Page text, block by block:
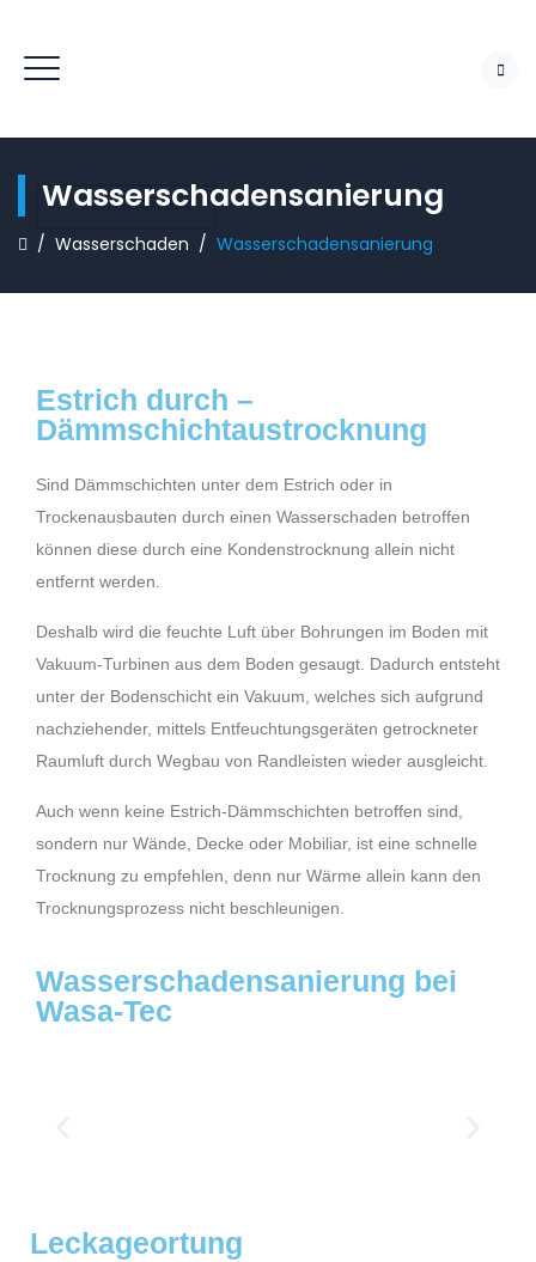
SCHADEN MELDEN
Wasser­schaden­sanierung
/ Wasserschaden / Wasser­schaden­sanierung
Estrich durch –
Dämmschichtaustrocknung
Sind Dämmschichten unter dem Estrich oder in
Trockenausbauten durch einen Wasserschaden betroffen
können diese durch eine Kondenstrocknung allein nicht
entfernt werden.
Deshalb wird die feuchte Luft über Bohrungen im Boden mit
Vakuum-Turbinen aus dem Boden gesaugt. Dadurch entsteht
unter der Bodenschicht ein Vakuum, welches sich aufgrund
nachziehender, mittels Entfeuchtungsgeräten getrockneter
Raumluft durch Wegbau von Randleisten wieder ausgleicht.
Auch wenn keine Estrich-Dämmschichten betroffen sind,
sondern nur Wände, Decke oder Mobiliar, ist eine schnelle
Trocknung zu empfehlen, denn nur Wärme allein kann den
Trocknungsprozess nicht beschleunigen.
Wasserschadensanierung bei
Wasa-Tec
Leckageortung